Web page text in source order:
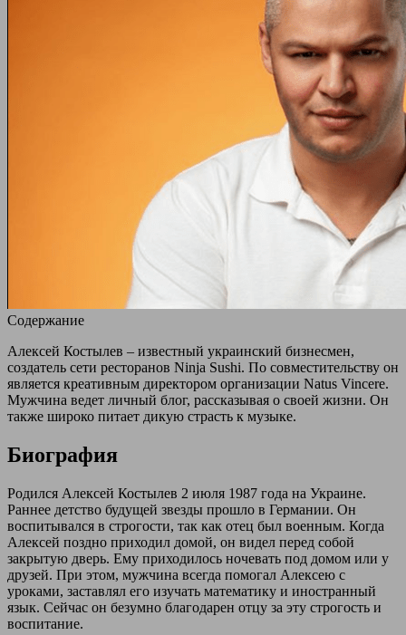
Содержание
Алексей Костылев – известный украинский бизнесмен,
создатель сети ресторанов Ninja Sushi. По совместительству он
является креативным директором организации Natus Vincere.
Мужчина ведет личный блог, рассказывая о своей жизни. Он
также широко питает дикую страсть к музыке.
Биография
Родился Алексей Костылев 2 июля 1987 года на Украине.
Раннее детство будущей звезды прошло в Германии. Он
воспитывался в строгости, так как отец был военным. Когда
Алексей поздно приходил домой, он видел перед собой
закрытую дверь. Ему приходилось ночевать под домом или у
друзей. При этом, мужчина всегда помогал Алексею с
уроками, заставлял его изучать математику и иностранный
язык. Сейчас он безумно благодарен отцу за эту строгость и
воспитание.